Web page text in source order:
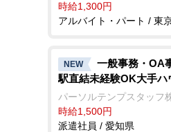
時給1,300円
アルバイト・パート / 東
NEW
一般事務・OA
駅直結未経験OK大手
パーソルテンプスタッフ
時給1,500円
派遣社員 / 愛知県